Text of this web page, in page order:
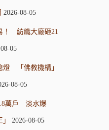
2026-08-05
！ 紡織大廠砸21
05
燈 「佛教機構」
08-05
萬戶 淡水爆
2026-08-05